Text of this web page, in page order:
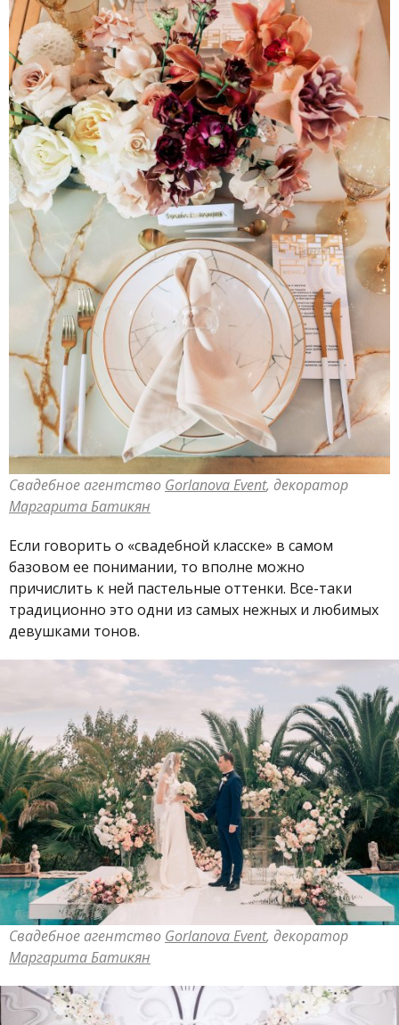
Свадебное агентство Gorlanova Event, декоратор
Маргарита Батикян
Если говорить о «свадебной класске» в самом
базовом ее понимании, то вполне можно
причислить к ней пастельные оттенки. Все-таки
традиционно это одни из самых нежных и любимых
девушками тонов.
Свадебное агентство Gorlanova Event, декоратор
Маргарита Батикян